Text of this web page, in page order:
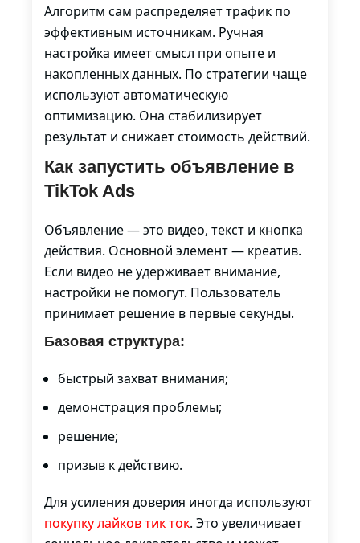
Алгоритм сам распределяет трафик по
эффективным источникам. Ручная
настройка имеет смысл при опыте и
накопленных данных. По стратегии чаще
используют автоматическую
оптимизацию. Она стабилизирует
результат и снижает стоимость действий.
Как запустить объявление в
TikTok Ads
Объявление — это видео, текст и кнопка
действия. Основной элемент — креатив.
Если видео не удерживает внимание,
настройки не помогут. Пользователь
принимает решение в первые секунды.
Базовая структура:
быстрый захват внимания;
демонстрация проблемы;
решение;
призыв к действию.
Для усиления доверия иногда используют
покупку лайков тик ток. Это увеличивает